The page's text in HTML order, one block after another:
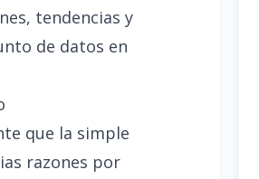
tendencias y
de datos en
que la simple
razones por